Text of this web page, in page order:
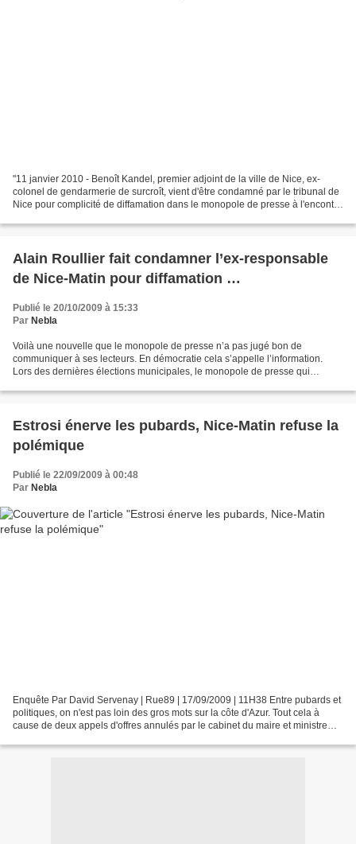
"11 janvier 2010 - Benoît Kandel, premier adjoint de la ville de Nice, ex-
colonel de gendarmerie de surcroît, vient d'être condamné par le tribunal de
Nice pour complicité de diffamation dans le monopole de presse à l'encontre
Alain Roullier fait condamner l’ex-responsable
de Nice-Matin pour diffamation …
Publié le 20/10/2009 à 15:33
Par Nebla
Voilà une nouvelle que le monopole de presse n’a pas jugé bon de
communiquer à ses lecteurs. En démocratie cela s’appelle l’information.
Lors des dernières élections municipales, le monopole de presse qui
Estrosi énerve les pubards, Nice-Matin refuse la
polémique
Publié le 22/09/2009 à 00:48
Par Nebla
Enquête Par David Servenay | Rue89 | 17/09/2009 | 11H38 Entre pubards et
politiques, on n'est pas loin des gros mots sur la côte d'Azur. Tout cela à
cause de deux appels d'offres annulés par le cabinet du maire et ministre